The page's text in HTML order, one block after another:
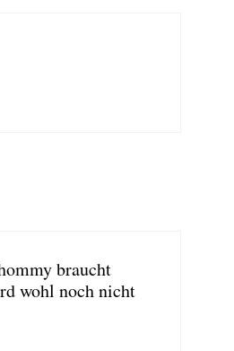
braucht
wohl noch nicht